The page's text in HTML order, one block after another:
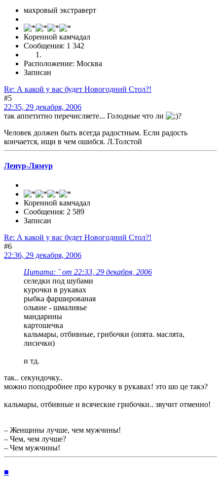
махровый экстраверт
Коренной камчадал
Сообщения: 1 342
Расположение: Москва
Записан
Re: А какой у вас будет Новогодний Стол?!
#5
22:35, 29 декабря, 2006
так аппетитно перечисляете... Голодные что ли
?
Человек должен быть всегда радостным. Если радость
кончается, ищи в чем ошибся. Л.Толстой
Ленур-Лямур
Коренной камчадал
Сообщения: 2 589
Записан
Re: А какой у вас будет Новогодний Стол?!
#6
22:36, 29 декабря, 2006
Цитата: ˘ от 22:33, 29 декабря, 2006
селедки под шубами
курочки в рукавах
рыбка фаршированая
ольвие - шмаливье
мандарины
картошечка
кальмары, отбивные, грибочки (опята. маслята,
лисички)
и тд.
так.. секундочку..
можно поподробнее про курочку в рукавах! это шо це такэ?
кальмары, отбивные и всяческие грибочки.. звучит отменно!
– Женщины лучше, чем мужчины!
– Чем, чем лучше?
– Чем мужчины!
■